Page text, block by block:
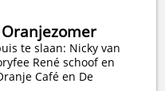
te slaan: Nicky van
René schoof en
Café en De